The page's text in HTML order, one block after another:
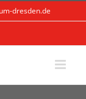
dresden.de